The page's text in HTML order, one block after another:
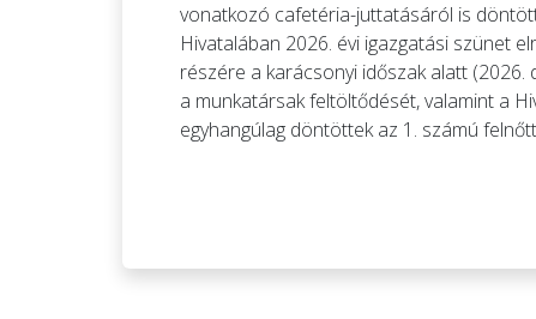
vonatkozó cafetéria-juttatásáról is
Hivatalában 2026. évi igazgatási szünet
részére a karácsonyi időszak alatt
a munkatársak feltöltődését, valamint a
egyhangúlag döntöttek az 1. számú